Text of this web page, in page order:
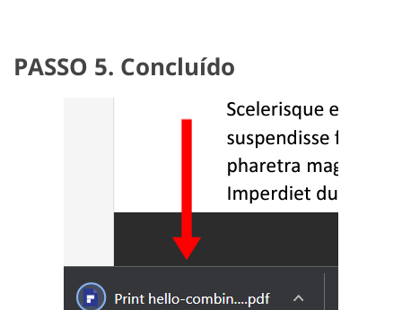
PASSO 5. Concluído